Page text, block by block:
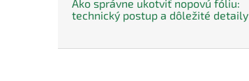
Ako správne ukotviť nopovú fóliu:
technický postup a dôležité detaily